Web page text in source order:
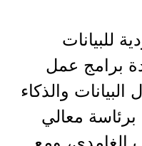
للبيانات
برامج عمل
والذكاء
معالي
الغامدي، ومع